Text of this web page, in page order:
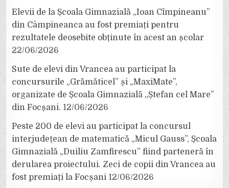
Elevii de la Școala Gimnazială „Ioan Cîmpineanu”
din Câmpineanca au fost premiați pentru
rezultatele deosebite obținute în acest an școlar
22/06/2026
Sute de elevi din Vrancea au participat la
concursurile „Grămăticel” și „MaxiMate”,
organizate de Școala Gimnazială „Ștefan cel Mare”
din Focșani. 12/06/2026
Peste 200 de elevi au participat la concursul
interjudețean de matematică „Micul Gauss”, Școala
Gimnazială „Duiliu Zamfirescu” fiind parteneră în
derularea proiectului. Zeci de copii din Vrancea au
fost premiați la Focșani 12/06/2026